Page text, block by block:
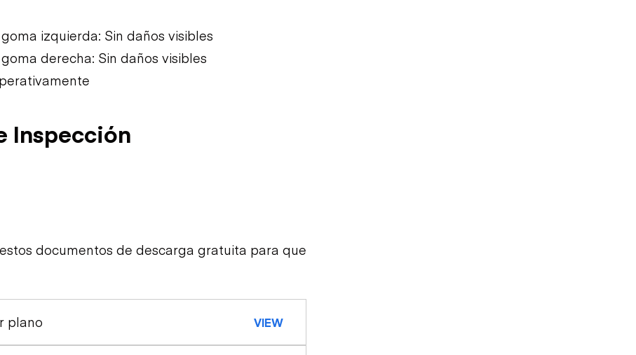
izquierda: Sin daños visibles
derecha: Sin daños visibles
Inspección
documentos de descarga gratuita para que
plano VIEW